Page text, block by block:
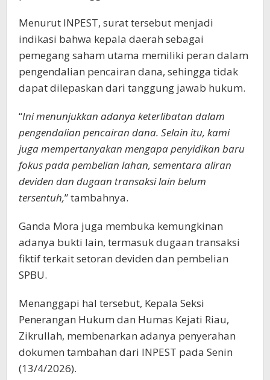
Menurut INPEST, surat tersebut menjadi
indikasi bahwa kepala daerah sebagai
pemegang saham utama memiliki peran dalam
pengendalian pencairan dana, sehingga tidak
dapat dilepaskan dari tanggung jawab hukum.
“Ini menunjukkan adanya keterlibatan dalam
pengendalian pencairan dana. Selain itu, kami
juga mempertanyakan mengapa penyidikan baru
fokus pada pembelian lahan, sementara aliran
deviden dan dugaan transaksi lain belum
tersentuh,” tambahnya.
Ganda Mora juga membuka kemungkinan
adanya bukti lain, termasuk dugaan transaksi
fiktif terkait setoran deviden dan pembelian
SPBU.
Menanggapi hal tersebut, Kepala Seksi
Penerangan Hukum dan Humas Kejati Riau,
Zikrullah, membenarkan adanya penyerahan
dokumen tambahan dari INPEST pada Senin
(13/4/2026).